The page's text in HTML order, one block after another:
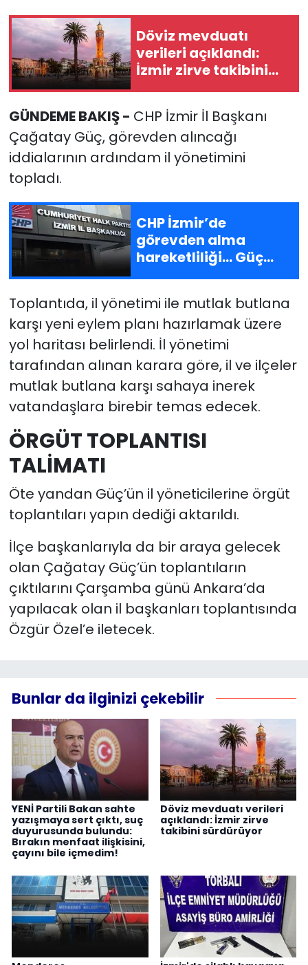
Döviz mevduatı
verileri açıklandı:
İzmir zirve takibini
sürdürüyor
GÜNDEME BAKIŞ - CHP İzmir İl Başkanı
Çağatay Güç, görevden alıncağı
iddialarının ardındam il yönetimini
topladı.
CHP İzmir’de
görevden alma
hareketliliği... Güç
alternatif il
tuttu
Toplantıda, il yönetimi ile mutlak butlana
karşı yeni eylem planı hazırlamak üzere
yol haritası belirlendi. İl yönetimi
tarafından alınan karara göre, il ve ilçeler
mutlak butlana karşı sahaya inerek
vatandaşlara birebir temas edecek.
ÖRGÜT TOPLANTISI
TALİMATI
Öte yandan Güç’ün il yöneticilerine örgüt
toplantıları yapın dediği aktarıldı.
İlçe başkanlarıyla da bir araya gelecek
olan Çağatay Güç’ün toplantıların
çıktılarını Çarşamba günü Ankara’da
yapılacak olan il başkanları toplantısında
Özgür Özel’e iletecek.
Bunlar da ilginizi çekebilir
YENİ Partili Bakan sahte
yazışmaya sert çıktı, suç
duyurusunda bulundu:
Bırakın menfaat ilişkisini,
çayını bile içmedim!
Döviz mevduatı verileri
açıklandı: İzmir zirve
takibini sürdürüyor
YEREL POLİTİKA
YEREL YÖNETİMLER
Yurt